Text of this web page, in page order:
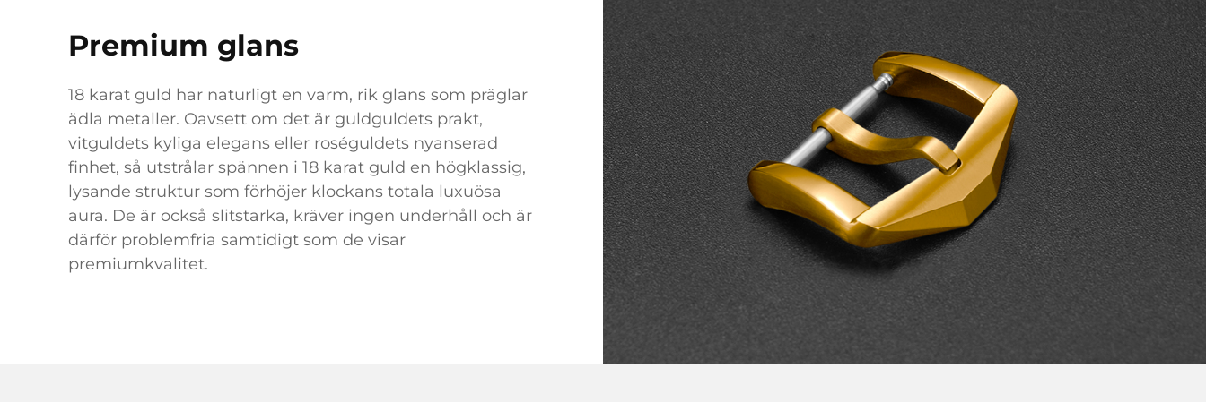
Premium glans
18 karat guld har naturligt en varm, rik glans som präglar
ädla metaller. Oavsett om det är guldguldets prakt,
vitguldets kyliga elegans eller roséguldets nyanserad
finhet, så utstrålar spännen i 18 karat guld en högklassig,
lysande struktur som förhöjer klockans totala luxuösa
aura. De är också slitstarka, kräver ingen underhåll och är
därför problemfria samtidigt som de visar
premiumkvalitet.